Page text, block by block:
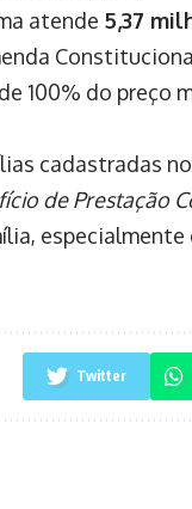
atende 5,37
100% do preço
cadastradas
de Prestação
especialmente
Twitter